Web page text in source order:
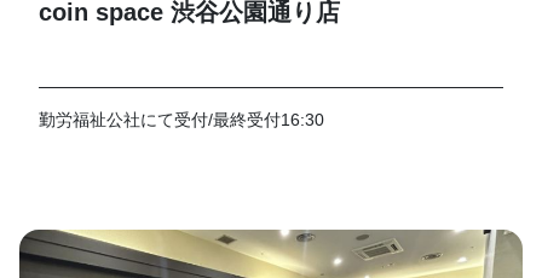
coin space 渋谷公園通り店
勤労福祉公社にて受付/最終受付16:30